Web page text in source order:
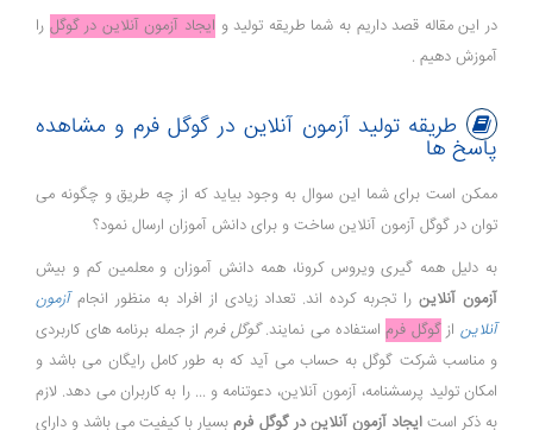
در این مقاله قصد داریم به شما طریقه تولید و ایجاد آزمون آنلاین در گوگل را
آموزش دهیم .
طریقه تولید آزمون آنلاین در گوگل فرم و مشاهده
پاسخ ها
ممکن است برای شما این سوال به وجود بیاید که از چه طریق و چگونه می
توان در گوگل آزمون آنلاین ساخت و برای دانش آموزان ارسال نمود؟
به دلیل همه گیری ویروس کرونا، همه دانش آموزان و معلمین کم و بیش
آزمون آنلاینرا تجربه کرده اند. تعداد زیادی از افراد به منظور انجام آزمون
آنلاینازگوگل فرماستفاده می نمایند.گوگل فرماز جمله برنامه های کاربردی
و مناسب شرکت گوگل به حساب می آید که به طور کامل رایگان می باشد و
امکان تولید پرسشنامه، آزمون آنلاین، دعوتنامه و ... را به کاربران می دهد. لازم
به ذکر است ایجاد آزمون آنلاین در گوگل فرمبسیار با کیفیت می باشد و دارای